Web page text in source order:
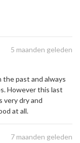
5 maanden geleden
the past and always
However this last
very dry and
at all.
7 maanden geleden